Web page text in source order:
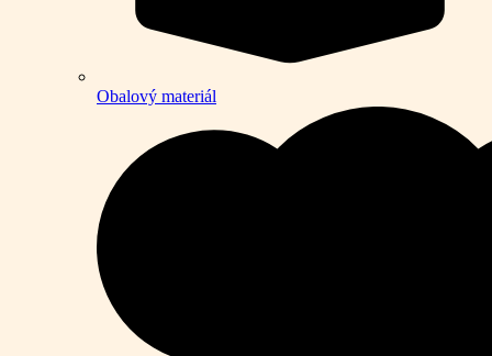
Obalový materiál